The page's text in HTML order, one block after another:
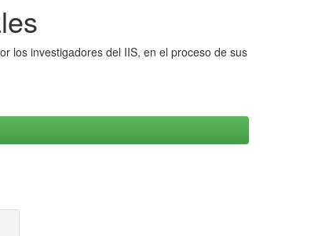
los investigadores del IIS, en el proceso de sus